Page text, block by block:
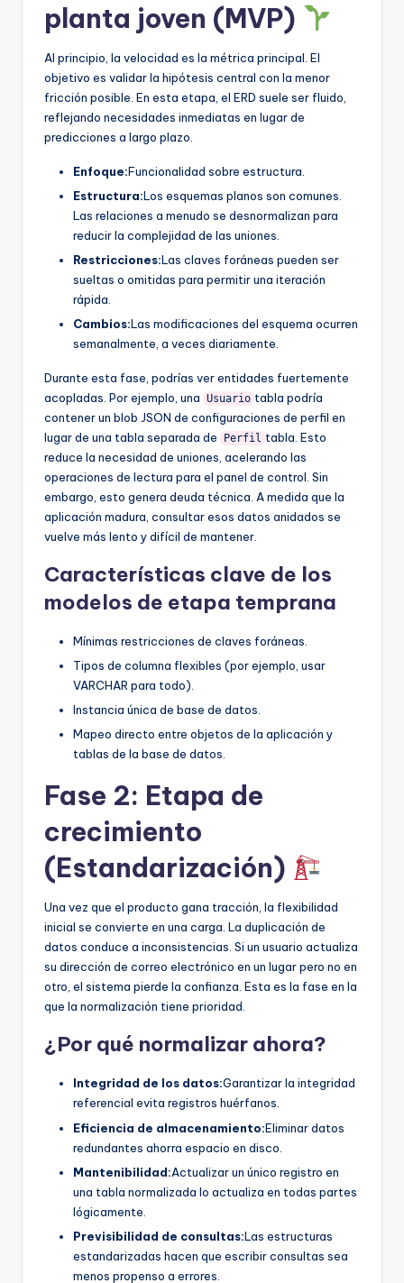
planta joven (MVP)
Al principio, la velocidad es la métrica principal. El
objetivo es validar la hipótesis central con la menor
fricción posible. En esta etapa, el ERD suele ser fluido,
reflejando necesidades inmediatas en lugar de
predicciones a largo plazo.
Enfoque:Funcionalidad sobre estructura.
Estructura:Los esquemas planos son comunes.
Las relaciones a menudo se desnormalizan para
reducir la complejidad de las uniones.
Restricciones:Las claves foráneas pueden ser
sueltas o omitidas para permitir una iteración
rápida.
Cambios:Las modificaciones del esquema ocurren
semanalmente, a veces diariamente.
Durante esta fase, podrías ver entidades fuertemente
acopladas. Por ejemplo, una Usuario tabla podría
contener un blob JSON de configuraciones de perfil en
lugar de una tabla separada de
Perfil tabla. Esto
reduce la necesidad de uniones, acelerando las
operaciones de lectura para el panel de control. Sin
embargo, esto genera deuda técnica. A medida que la
aplicación madura, consultar esos datos anidados se
vuelve más lento y difícil de mantener.
Características clave de los
modelos de etapa temprana
Mínimas restricciones de claves foráneas.
Tipos de columna flexibles (por ejemplo, usar
VARCHAR para todo).
Instancia única de base de datos.
Mapeo directo entre objetos de la aplicación y
tablas de la base de datos.
Fase 2: Etapa de
crecimiento
(Estandarización)
Una vez que el producto gana tracción, la flexibilidad
inicial se convierte en una carga. La duplicación de
datos conduce a inconsistencias. Si un usuario actualiza
su dirección de correo electrónico en un lugar pero no en
otro, el sistema pierde la confianza. Esta es la fase en la
que la normalización tiene prioridad.
¿Por qué normalizar ahora?
Integridad de los datos:Garantizar la integridad
referencial evita registros huérfanos.
Eficiencia de almacenamiento:Eliminar datos
redundantes ahorra espacio en disco.
Mantenibilidad:Actualizar un único registro en
una tabla normalizada lo actualiza en todas partes
lógicamente.
Previsibilidad de consultas:Las estructuras
estandarizadas hacen que escribir consultas sea
menos propenso a errores.